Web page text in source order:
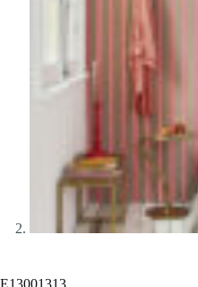
E13001313